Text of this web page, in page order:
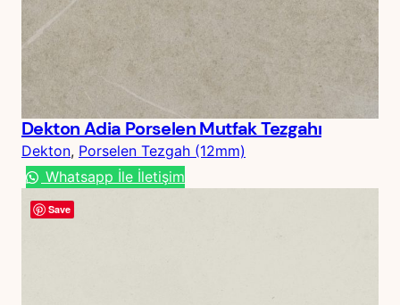
Dekton Adia Porselen Mutfak Tezgahı
Dekton, Porselen Tezgah (12mm)
Whatsapp İle İletişim
Save